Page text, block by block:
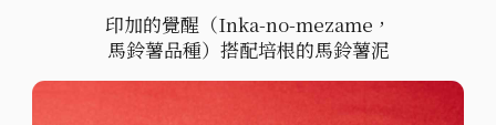
印加的覺醒（Inka-no-mezame，
馬鈴薯品種）搭配培根的馬鈴薯泥